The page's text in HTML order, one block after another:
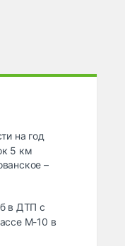
на год
5 км
–
в ДТП с
М-10 в